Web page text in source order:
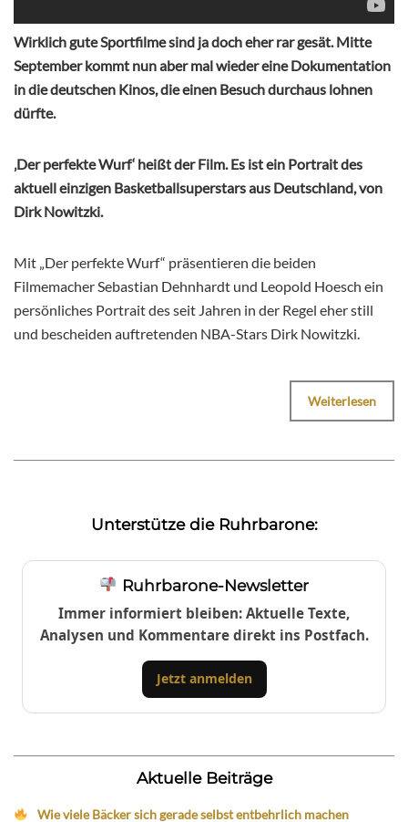
Wirklich gute Sportfilme sind ja doch eher rar gesät. Mitte
September kommt nun aber mal wieder eine Dokumentation
in die deutschen Kinos, die einen Besuch durchaus lohnen
dürfte.
‚Der perfekte Wurf‘ heißt der Film. Es ist ein Portrait des
aktuell einzigen Basketballsuperstars aus Deutschland, von
Dirk Nowitzki.
Mit „Der perfekte Wurf“ präsentieren die beiden
Filmemacher Sebastian Dehnhardt und Leopold Hoesch ein
persönliches Portrait des seit Jahren in der Regel eher still
und bescheiden auftretenden NBA-Stars Dirk Nowitzki.
Weiterlesen
Unterstütze die Ruhrbarone:
Ruhrbarone-Newsletter
Immer informiert bleiben: Aktuelle Texte,
Analysen und Kommentare direkt ins Postfach.
Jetzt anmelden
Aktuelle Beiträge
Wie viele Bäcker sich gerade selbst entbehrlich machen